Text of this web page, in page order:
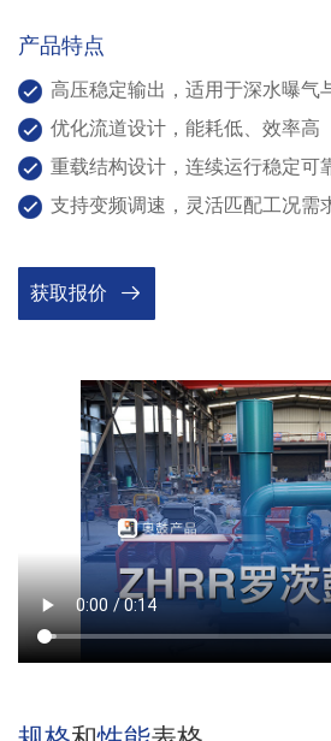
产品特点
高压稳定输出，适用于深水曝气
优化流道设计，能耗低、效率高
重载结构设计，连续运行稳定可
支持变频调速，灵活匹配工况需
获取报价